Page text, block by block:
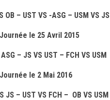
OB – UST VS -ASG – USM VS JS
le 25 Avril 2015
ASG – JS VS UST – FCH VS USM
le 2 Mai 2016
JS – UST VS FCH – OB VS USM